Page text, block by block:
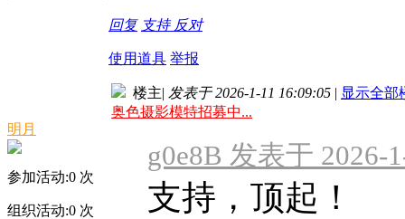
回复 支持 反对
使用道具 举报
明月
参加活动:0 次
组织活动:0 次
楼主| 发表于 2026-1-11 16:09:05 | 显示全部
奥色摄影模特招募中...
g0e8B 发表于 2026-
支持，顶起！